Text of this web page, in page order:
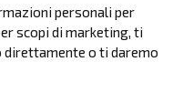
personali per
scopi di marketing, ti
direttamente o ti daremo